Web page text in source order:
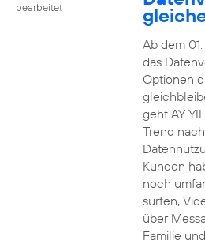
bearbeitet
Ab dem
das
Optionen
geht AY
Trend
Kunden
noch
surfen,
über
Familie